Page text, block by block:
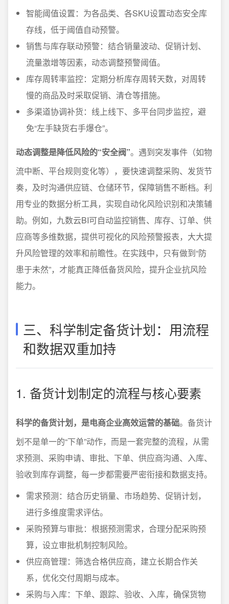
智能阈值设置：为各品类、各SKU设置动态安全库
存线，低于阈值自动预警。
销售与库存联动预警：结合销量波动、促销计划、
流量激增等因素，动态调整预警阈值。
库存周转率监控：定期分析库存周转天数，对周转
慢的商品及时采取促销、清仓等措施。
多渠道协调补货：线上线下、多平台同步监控，避
免“左手缺货右手爆仓”。
动态调整是降低风险的“安全阀”。遇到突发事件（如物
流中断、平台规则变化等），要快速调整采购、发货节
奏，及时沟通供应链、仓储环节，保障销售不断档。利
用专业的数据分析工具，实现自动化风险识别和决策辅
助。例如，九数云BI可自动监控销售、库存、订单、供
应商等多维数据，提供可视化的风险预警报表，大大提
升风险管理的效率和前瞻性。在实践中，只有做到“防
患于未然”，才能真正降低备货风险，提升企业抗风险
能力。
三、科学制定备货计划：用流程
和数据双重加持
1. 备货计划制定的流程与核心要素
科学的备货计划，是电商企业高效运营的基础。备货计
划不是单一的“下单”动作，而是一套完整的流程，从需
求预测、采购申请、审批、下单、供应商沟通、入库、
验收到库存调整，每一步都需要严密衔接和数据支持。
需求预测：结合历史销量、市场趋势、促销计划，
进行多维度需求评估。
采购预算与审批：根据预测需求，合理分配采购预
算，设立审批机制控制风险。
供应商管理：筛选合格供应商，建立长期合作关
系，优化交付周期与成本。
采购与入库：下单、跟踪、验收、入库，确保货物